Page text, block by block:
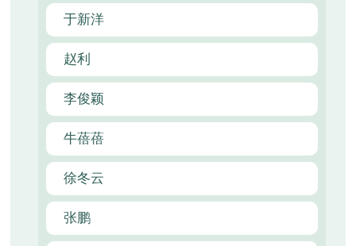
于新洋
赵利
李俊颖
牛蓓蓓
徐冬云
张鹏